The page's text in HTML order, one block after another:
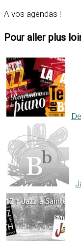
A vos agendas !
Pour aller plus